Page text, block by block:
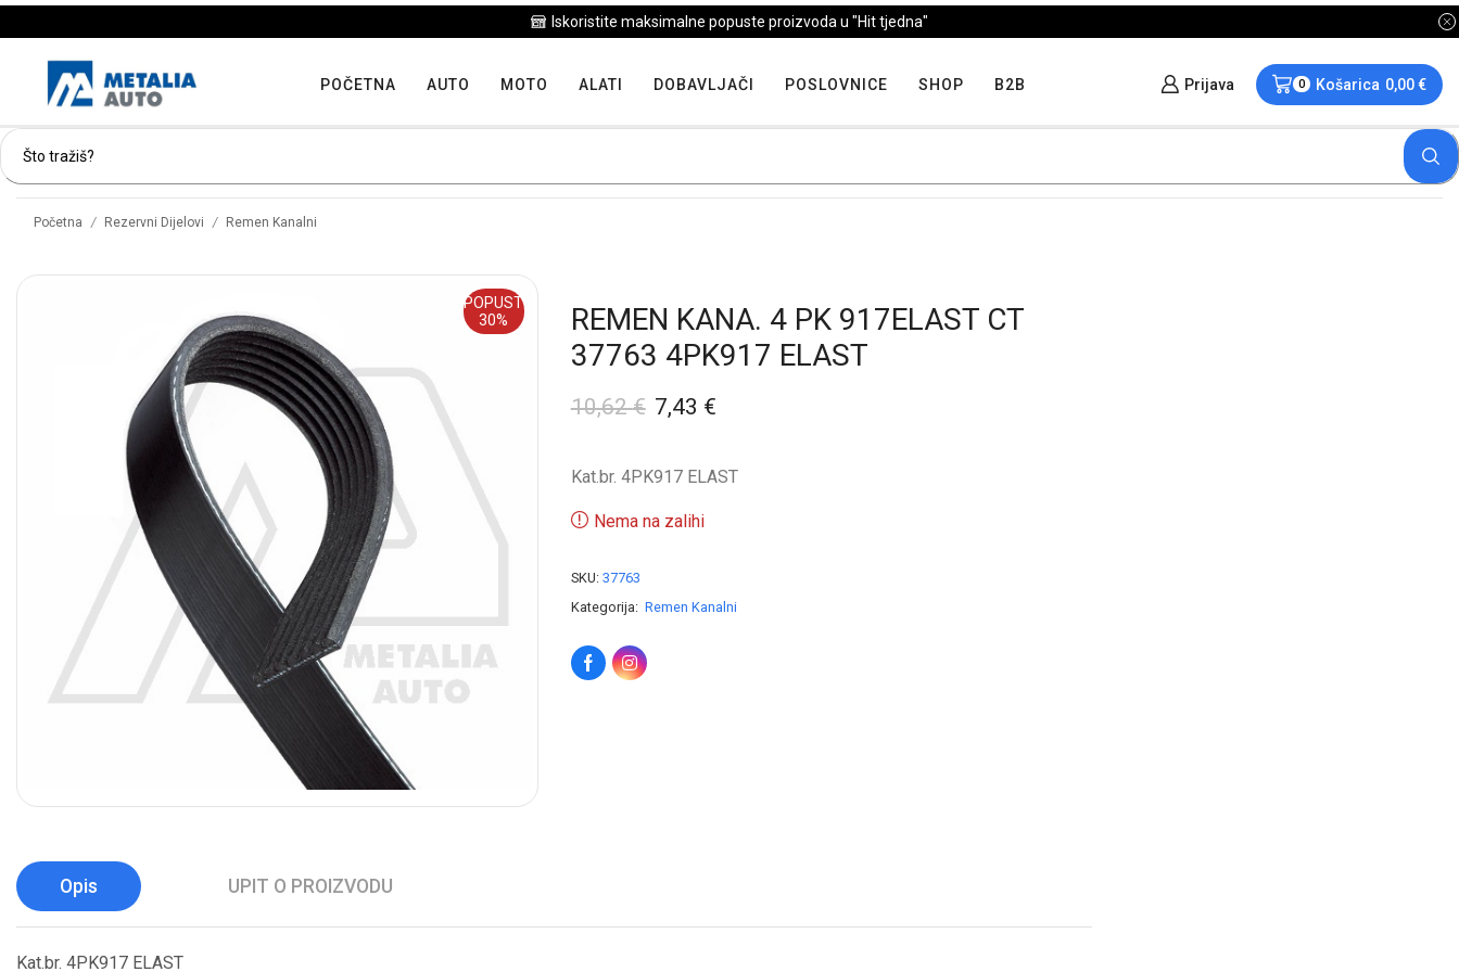
Iskoristite maksimalne popuste proizvoda u "Hit tjedna"
POČETNA AUTO MOTO ALATI DOBAVLJAČI POSLOVNICE SHOP B2B Prijava 0 Košarica 0,00€
Početna / Rezervni Dijelovi / Remen Kanalni
POPUST
30%
REMEN KANA. 4 PK 917ELAST CT
37763 4PK917 ELAST
10,62€ 7,43 €
Kat.br. 4PK917 ELAST
Nema na zalihi
SKU: 37763
Kategorija: Remen Kanalni
Opis UPIT O PROIZVODU
Kat.br. 4PK917 ELAST